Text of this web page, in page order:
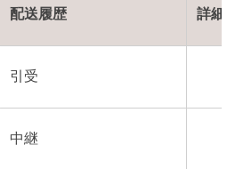
配送履歴 詳細
引受
中継